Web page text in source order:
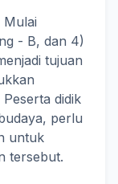
Mulai
- B, dan 4)
tujuan
didik
perlu
untuk
tersebut.